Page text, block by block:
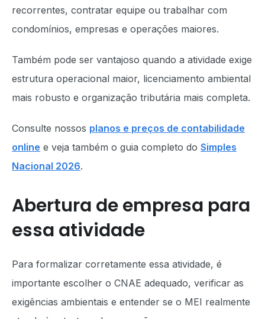
recorrentes, contratar equipe ou trabalhar com
condomínios, empresas e operações maiores.
Também pode ser vantajoso quando a atividade exige
estrutura operacional maior, licenciamento ambiental
mais robusto e organização tributária mais completa.
Consulte nossos planos e preços de contabilidade
online e veja também o guia completo do Simples
Nacional 2026.
Abertura de empresa para
essa atividade
Para formalizar corretamente essa atividade, é
importante escolher o CNAE adequado, verificar as
exigências ambientais e entender se o MEI realmente